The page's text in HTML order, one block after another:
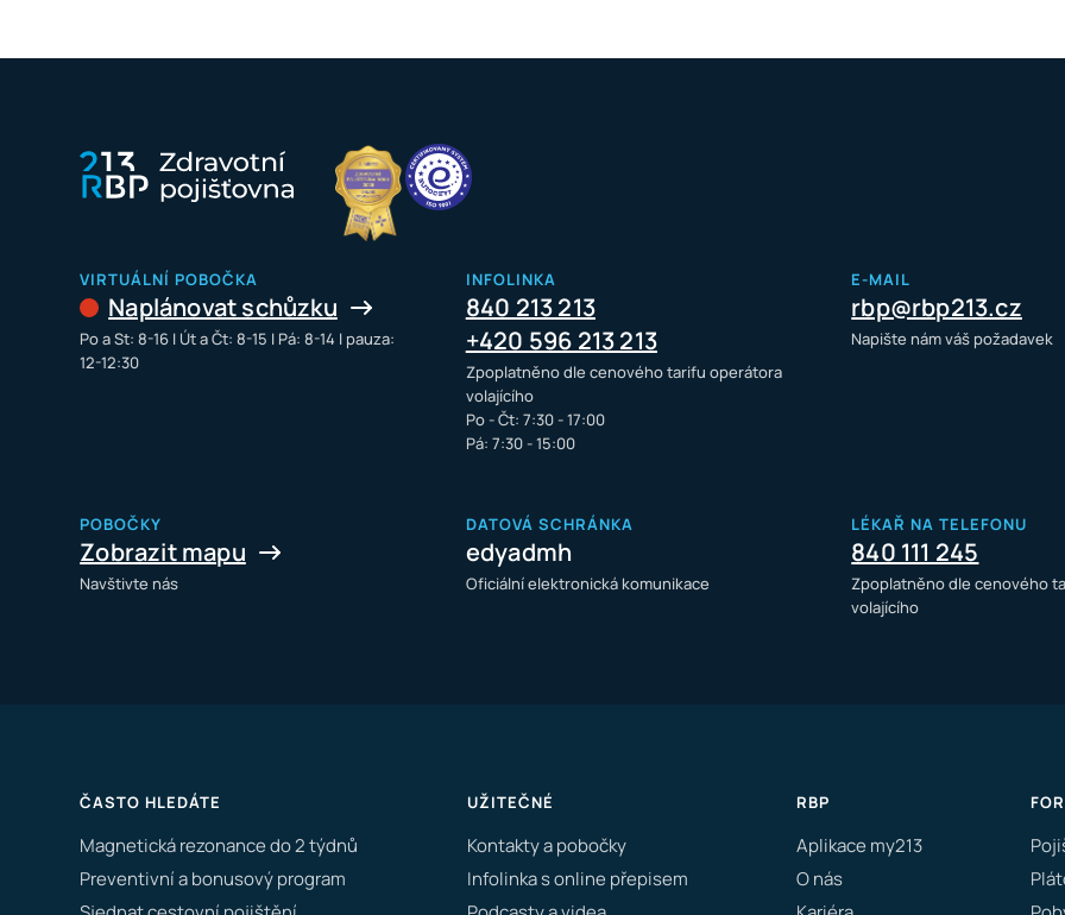
VIRTUÁLNÍ POBOČKA
Naplánovat schůzku
Po a St: 8-16 I Út a Čt: 8-15 I Pá: 8-14 I pauza:
12-12:30
INFOLINKA
840 213 213
+420 596 213 213
Zpoplatněno dle cenového tarifu operátora
volajícího
Po - Čt: 7:30 - 17:00
Pá: 7:30 - 15:00
E-MAIL
rbp@rbp213.cz
Napište nám váš požadavek
POBOČKY
Zobrazit mapu
Navštivte nás
DATOVÁ SCHRÁNKA
edyadmh
Oficiální elektronická komunikace
LÉKAŘ NA TELEFONU
840 111 245
Zpoplatněno dle cenového
volajícího
ČASTO HLEDÁTE
Magnetická rezonance do 2 týdnů
Preventivní a bonusový program
UŽITEČNÉ
Kontakty a pobočky
Infolinka s online přepisem
RBP
Aplikace my213
O nás